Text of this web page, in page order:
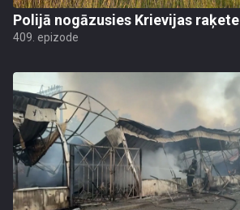
Polijā nogāzusies Krievijas raķete
409. epizode